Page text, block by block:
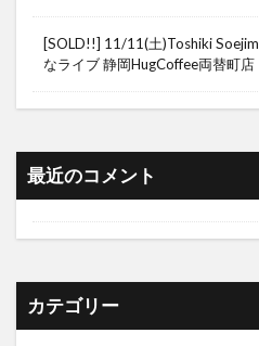
[SOLD!!] 11/11(土)Toshiki
なライブ 静岡HugCoffee両替町店
最近のコメント
カテゴリー